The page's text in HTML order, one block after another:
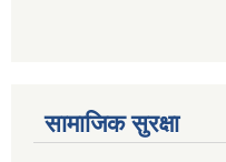
सामाजिक सुरक्षा